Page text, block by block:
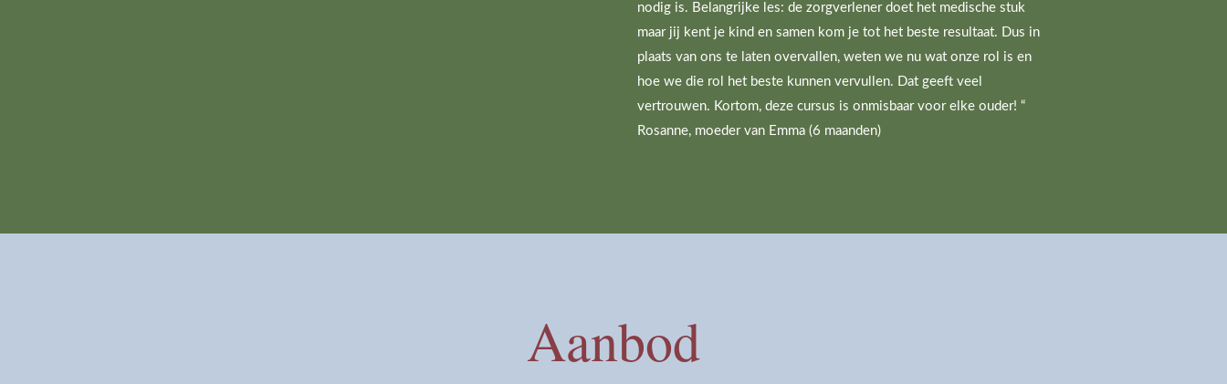
nodig is. Belangrijke les: de zorgverlener doet het medische stuk
maar jij kent je kind en samen kom je tot het beste resultaat. Dus in
plaats van ons te laten overvallen, weten we nu wat onze rol is en
hoe we die rol het beste kunnen vervullen. Dat geeft veel
vertrouwen. Kortom, deze cursus is onmisbaar voor elke ouder! “
Rosanne, moeder van Emma (6 maanden)
Aanbod